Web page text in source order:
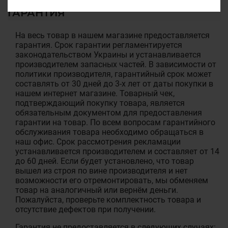
ГАРАНТИЯ
На весь товар в нашем магазине предоставляется
гарантия. Срок гарантии регламентируется
законодательством Украины и устанавливается
производителем запасных частей. В зависимости от
политики производителя, гарантийный срок может
составлять от 30 дней до 3-х лет от даты покупки в
нашем интернет магазине. Товарный чек,
подтверждающий покупку товара, является
обязательным документом для предоставления
гарантии на товар. По всем вопросам гарантийного
обслуживания товара необходимо обращаться в
наш офис. Срок рассмотрения рекламации
устанавливается производителем и составляет от 14
до 60 дней. Если будет установлено, что товар
вышел из строя по вине производителя и нет
возможности его отремонтировать, мы обменяем
товар на аналогичный или вернём деньги.
Пожалуйста, проверьте комплектность товара и
отсутствие дефектов при получении.